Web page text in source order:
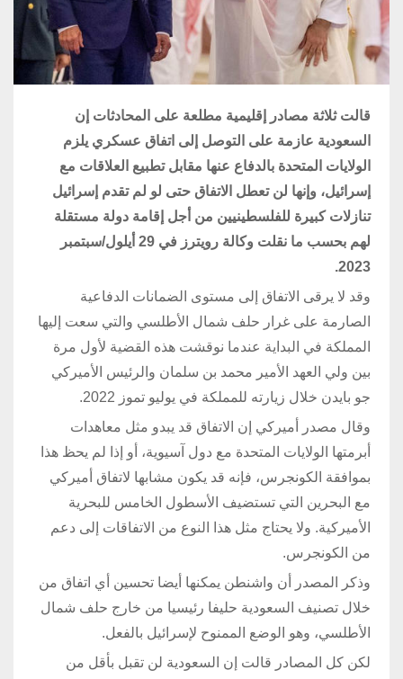
قالت ثلاثة مصادر إقليمية مطلعة على المحادثات إن
السعودية عازمة على التوصل إلى اتفاق عسكري يلزم
الولايات المتحدة بالدفاع عنها مقابل تطبيع العلاقات مع
إسرائيل، وإنها لن تعطل الاتفاق حتى لو لم تقدم إسرائيل
تنازلات كبيرة للفلسطينيين من أجل إقامة دولة مستقلة
لهم بحسب ما نقلت وكالة رويترز في 29 أيلول/سبتمبر
2023.
وقد لا يرقى الاتفاق إلى مستوى الضمانات الدفاعية
الصارمة على غرار حلف شمال الأطلسي والتي سعت إليها
المملكة في البداية عندما نوقشت هذه القضية لأول مرة
بين ولي العهد الأمير محمد بن سلمان والرئيس الأميركي
جو بايدن خلال زيارته للمملكة في يوليو تموز 2022.
وقال مصدر أميركي إن الاتفاق قد يبدو مثل معاهدات
أبرمتها الولايات المتحدة مع دول آسيوية، أو إذا لم يحظ هذا
بموافقة الكونجرس، فإنه قد يكون مشابها لاتفاق أميركي
مع البحرين التي تستضيف الأسطول الخامس للبحرية
الأميركية. ولا يحتاج مثل هذا النوع من الاتفاقات إلى دعم
من الكونجرس.
وذكر المصدر أن واشنطن يمكنها أيضا تحسين أي اتفاق من
خلال تصنيف السعودية حليفا رئيسيا من خارج حلف شمال
الأطلسي، وهو الوضع الممنوح لإسرائيل بالفعل.
لكن كل المصادر قالت إن السعودية لن تقبل بأقل من